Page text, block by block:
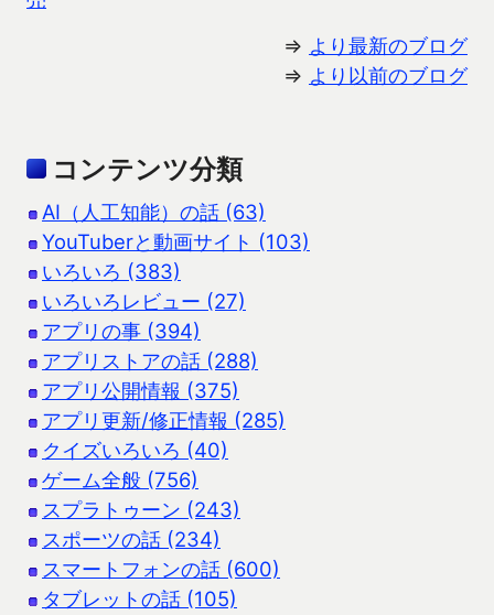
⇒ より最新のブログ
⇒ より以前のブログ
コンテンツ分類
AI（人工知能）の話 (63)
YouTuberと動画サイト (103)
いろいろ (383)
いろいろレビュー (27)
アプリの事 (394)
アプリストアの話 (288)
アプリ公開情報 (375)
アプリ更新/修正情報 (285)
クイズいろいろ (40)
ゲーム全般 (756)
スプラトゥーン (243)
スポーツの話 (234)
スマートフォンの話 (600)
タブレットの話 (105)